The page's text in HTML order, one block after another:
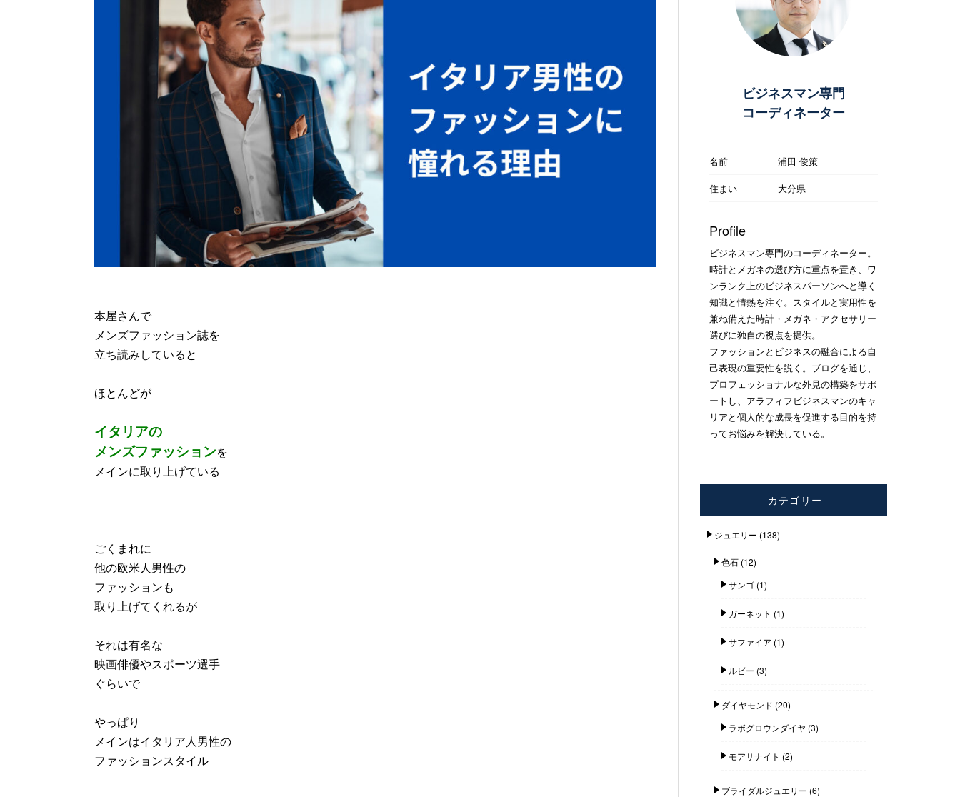
本屋さんで
メンズファッション誌を
立ち読みしていると
ほとんどが
イタリアの
メンズファッションを
メインに取り上げている
ごくまれに
他の欧米人男性の
ファッションも
取り上げてくれるが
それは有名な
映画俳優やスポーツ選手
ぐらいで
やっぱり
メインはイタリア人男性の
ファッションスタイル
ビジネスマン専門
コーディネーター
名前
浦田 俊策
住まい
大分県
Profile
ビジネスマン専門のコーディネーター。
時計とメガネの選び方に重点を置き、ワ
ンランク上のビジネスパーソンへと導く
知識と情熱を注ぐ。スタイルと実用性を
兼ね備えた時計・メガネ・アクセサリー
選びに独自の視点を提供。
ファッションとビジネスの融合による自
己表現の重要性を説く。ブログを通じ、
プロフェッショナルな外見の構築をサポ
ートし、アラフィフビジネスマンのキャ
リアと個人的な成長を促進する目的を持
ってお悩みを解決している。
カテゴリー
ジュエリー (138)
色石(12)
サンゴ(1)
ガーネット (1)
サファイア (1)
ルビー (3)
ダイヤモンド (20)
ラボグロウンダイヤ (3)
モアサナイト (2)
ブライダルジュエリー (6)